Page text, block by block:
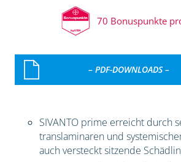
70 Bonuspunkte
– PDF-DOWNLOADS –
SIVANTO prime erreicht durch
translaminaren und
auch versteckt sitzende